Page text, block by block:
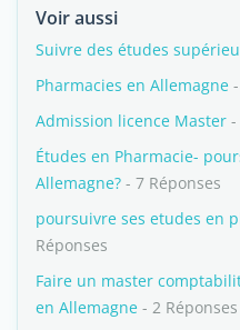
Voir aussi
Suivre des études
Pharmacies en Allemagne
Admission licence Master -
Études en Pharmacie-
Allemagne? - 7 Réponses
poursuivre ses etudes en
Réponses
Faire un master
en Allemagne - 2 Réponses